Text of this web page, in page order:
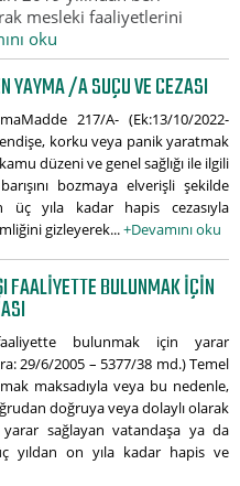
mesleki faaliyetlerini
oku
YAYMA /A SUÇU VE CEZASI
217/A- (Ek:13/10/2022-
endişe, korku veya panik yaratmak
düzeni ve genel sağlığı ile ilgili
bozmaya elverişli şekilde
yıla kadar hapis cezasıyla
gizleyerek...+Devamını oku
FAALIYETTE BULUNMAK IÇIN
bulunmak için yarar
29/6/2005 – 5377/38 md.) Temel
maksadıyla veya bu nedenle,
doğruya veya dolaylı olarak
sağlayan vatandaşa ya da
yıldan on yıla kadar hapis ve